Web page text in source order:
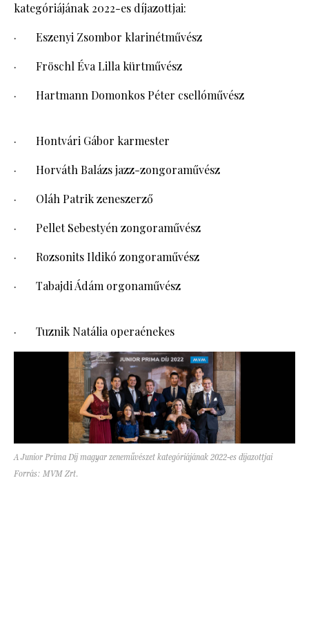
kategóriájának 2022-es díjazottjai:
· Eszenyi Zsombor klarinétművész
· Fröschl Éva Lilla kürtművész
· Hartmann Domonkos Péter csellóművész
· Hontvári Gábor karmester
· Horváth Balázs jazz-zongoraművész
· Oláh Patrik zeneszerző
· Pellet Sebestyén zongoraművész
· Rozsonits Ildikó zongoraművész
· Tabajdi Ádám orgonaművész
· Tuznik Natália operaénekes
A Junior Prima Díj magyar zeneművészet kategóriájának 2022-es díjazottjai
Forrás: MVM Zrt.